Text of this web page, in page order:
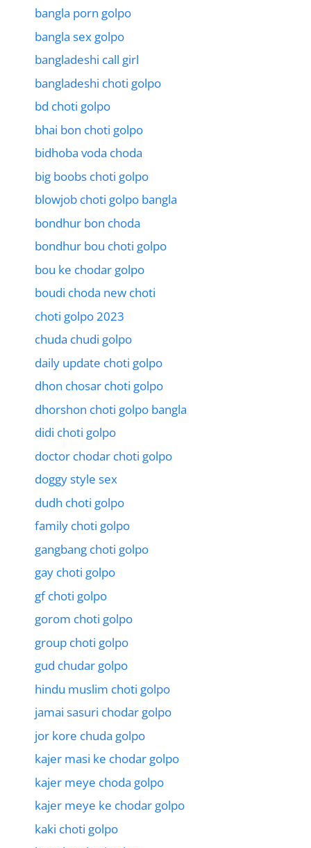
bangla porn golpo
bangla sex golpo
bangladeshi call girl
bangladeshi choti golpo
bd choti golpo
bhai bon choti golpo
bidhoba voda choda
big boobs choti golpo
blowjob choti golpo bangla
bondhur bon choda
bondhur bou choti golpo
bou ke chodar golpo
boudi choda new choti
choti golpo 2023
chuda chudi golpo
daily update choti golpo
dhon chosar choti golpo
dhorshon choti golpo bangla
didi choti golpo
doctor chodar choti golpo
doggy style sex
dudh choti golpo
family choti golpo
gangbang choti golpo
gay choti golpo
gf choti golpo
gorom choti golpo
group choti golpo
gud chudar golpo
hindu muslim choti golpo
jamai sasuri chodar golpo
jor kore chuda golpo
kajer masi ke chodar golpo
kajer meye choda golpo
kajer meye ke chodar golpo
kaki choti golpo